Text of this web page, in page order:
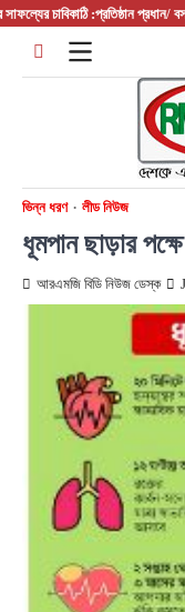
Skip
:প্রতিষ্ঠান প্রধান/ বস/
ভিন্ন ধরণ লীড নিউজ
ধূমপান ছাড়ার
আরএমজি বিডি নিউজ ডেস্ক